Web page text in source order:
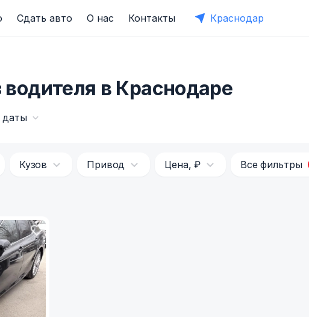
Сдать авто О нас Контакты Краснодар
в Краснодаре
даты
Кузов Привод Цена, ₽ Все фильтры